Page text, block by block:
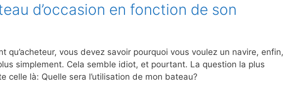
d’occasion en fonction de son
qu’acheteur, vous devez savoir pourquoi vous voulez un navire, enfin,
simplement. Cela semble idiot, et pourtant. La question la plus
celle là: Quelle sera l’utilisation de mon bateau?